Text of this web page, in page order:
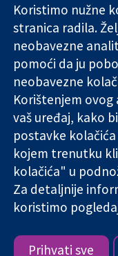
Pouzdani dokazi.
Utemeljeni
dokazi.
Bolje zdravlje.
The Cochrane
company limited by
England & Wales. VAT
Copyright © 2026 The
Uvjeti korištenja|
Politika kolačića|
Koristimo nužne
stranica radila.
neobavezne
pomoći da ju
neobavezne
Korištenjem
vaš uređaj, kako
postavke
kojem trenutku
kolačića" u
Za detaljnije
koristimo
Prihvati sve